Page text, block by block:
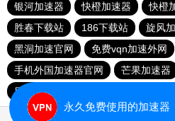
银河加速器
快橙加速器 快橙
胜春下载站
186下载站 旋风
黑洞加速官网
免费vqn加速外网
手机外国加速器官网
芒果加速器
目标下载站
永久免费使用的加速器